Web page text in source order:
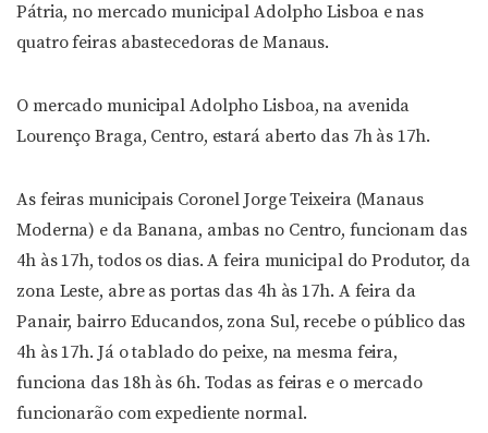
Pátria, no mercado municipal Adolpho Lisboa e nas
quatro feiras abastecedoras de Manaus.
O mercado municipal Adolpho Lisboa, na avenida
Lourenço Braga, Centro, estará aberto das 7h às 17h.
As feiras municipais Coronel Jorge Teixeira (Manaus
Moderna) e da Banana, ambas no Centro, funcionam das
4h às 17h, todos os dias. A feira municipal do Produtor, da
zona Leste, abre as portas das 4h às 17h. A feira da
Panair, bairro Educandos, zona Sul, recebe o público das
4h às 17h. Já o tablado do peixe, na mesma feira,
funciona das 18h às 6h. Todas as feiras e o mercado
funcionarão com expediente normal.